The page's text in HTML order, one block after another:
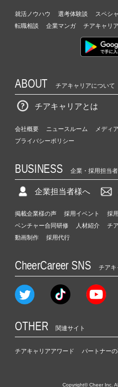
就活ノウハウ 選考体験談 スペシ
転職相談
企業マンガ チアキャリ
ABOUT チアキャリアについて
チアキャリアとは
会社概要 ニュースルーム
メディ
プライバシーポリシー
BUSINESS 企業・採用担当
企業担当者様へ
掲載企業様の声 採用イベント 採
ベンチャー合同研修
人材紹介 チ
動画制作
採用代行
CheerCareer SNS チアキ
OTHER 関連サイト
チアキャリアアワード パートナー
Copyright© Cheer Inc.